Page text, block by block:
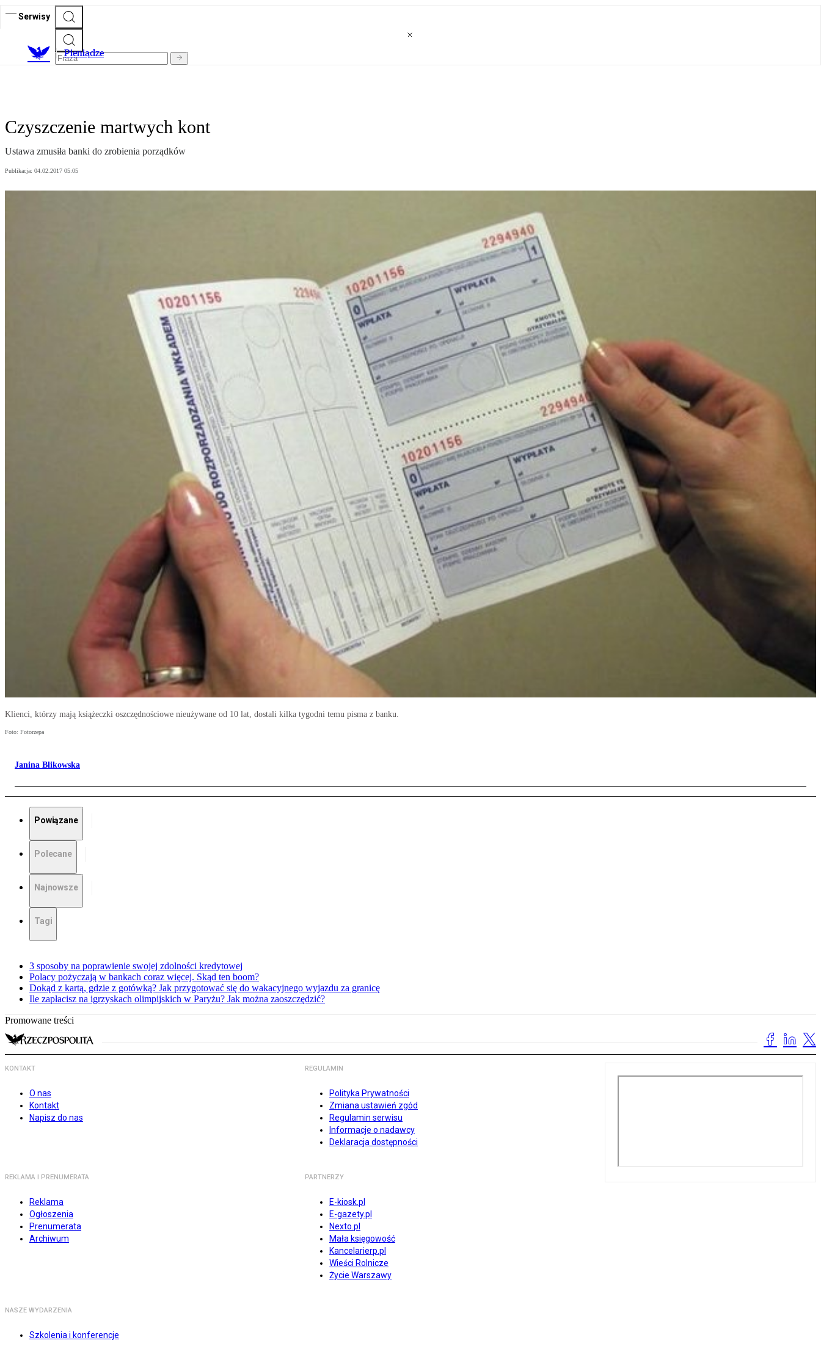
Serwisy
Pieniądze
Czyszczenie martwych kont
Ustawa zmusiła banki do zrobienia porządków
Publikacja: 04.02.2017 05:05
Klienci, którzy mają książeczki oszczędnościowe nieużywane od 10 lat, dostali kilka tygodni temu pisma z banku.
Foto: Fotorzepa
Janina Blikowska
Powiązane
Polecane
Najnowsze
Tagi
3 sposoby na poprawienie swojej zdolności kredytowej
Polacy pożyczają w bankach coraz więcej. Skąd ten boom?
Dokąd z kartą, gdzie z gotówką? Jak przygotować się do wakacyjnego wyjazdu za granicę
Ile zapłacisz na igrzyskach olimpijskich w Paryżu? Jak można zaoszczędzić?
Promowane treści
KONTAKT
O nas
Kontakt
Napisz do nas
REGULAMIN
Polityka Prywatności
Zmiana ustawień zgód
Regulamin serwisu
Informacje o nadawcy
Deklaracja dostępności
REKLAMA I PRENUMERATA
Reklama
Ogłoszenia
Prenumerata
Archiwum
PARTNERZY
E-kiosk.pl
E-gazety.pl
Nexto.pl
Mała księgowość
Kancelarierp.pl
Wieści Rolnicze
Życie Warszawy
NASZE WYDARZENIA
Szkolenia i konferencje